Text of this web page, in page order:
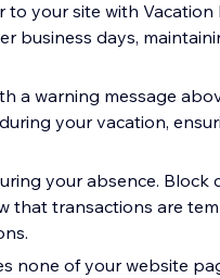
your site with Vacation
business days,
a warning message
your vacation,
your absence. Block
that transactions are
none of your website